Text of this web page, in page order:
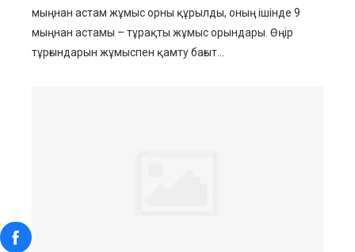
мыңнан астам жұмыс орны құрылды, оның ішінде 9
мыңнан астамы – тұрақты жұмыс орындары. Өңір
тұрғындарын жұмыспен қамту бағыт...